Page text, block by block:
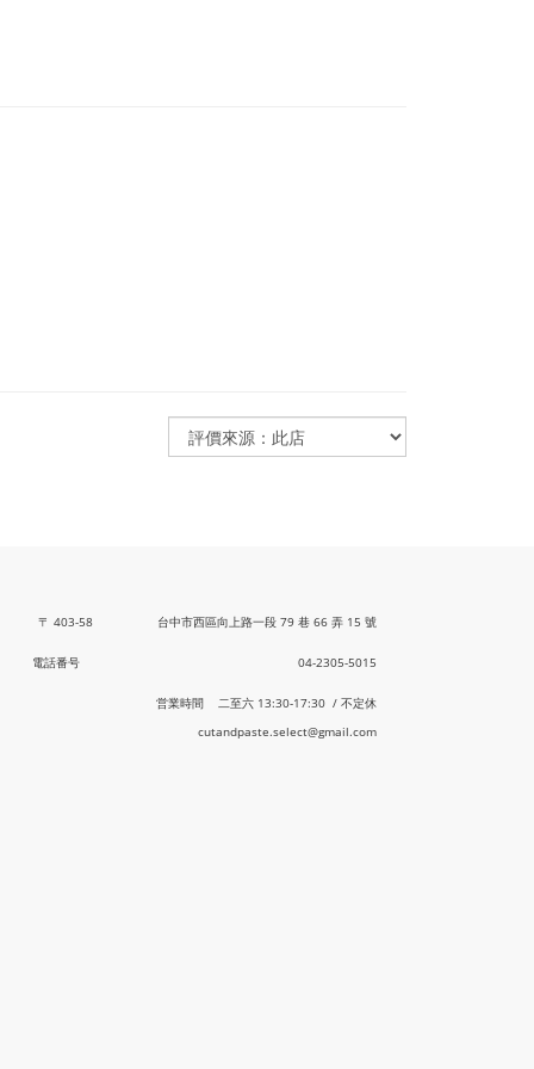
〒 403-58 台中市西區向上路一段 79 巷 66 弄 15 號
電話番号 04-2305-5015
営業時間 二至六 13:30-17:30 / 不定休
cutandpaste.select@gmail.com